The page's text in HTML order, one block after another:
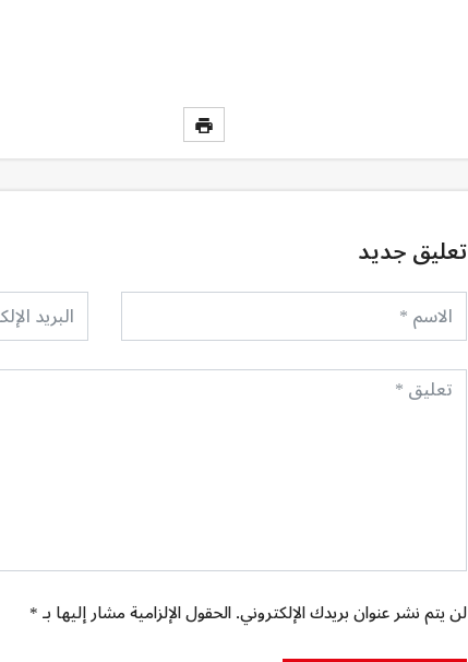
تعليق جديد
لن يتم نشر عنوان بريدك الإلكتروني. الحقول الإلزامية مشار إليها بـ *